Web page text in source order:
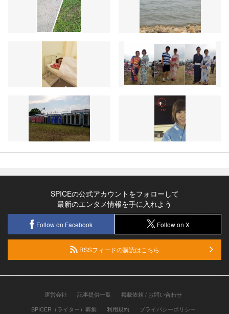
SPICEの公式アカウントをフォローして
最新のエンタメ情報を手に入れよう
Follow on Facebook Follow on X
RSSフィードの購読はこちら
運営会社 記事提供一覧
掲載依頼 / お問い合わせ
SPICER（ライター）募集
利用規約 プライバシーポリシー